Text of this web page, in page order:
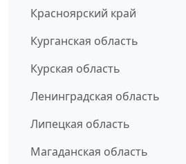
Красноярский край
Курганская область
Курская область
Ленинградская область
Липецкая область
Магаданская область